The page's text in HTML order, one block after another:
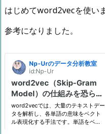
はじめてword2vecを使い
参考になりました。